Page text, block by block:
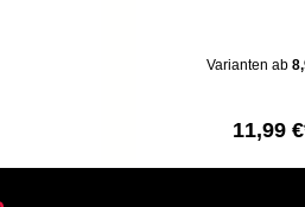
Varianten ab
11,99